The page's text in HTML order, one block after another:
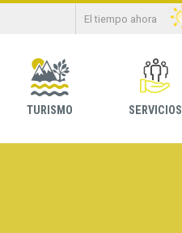
El tiempo ahora
TURISMO SERVICIOS